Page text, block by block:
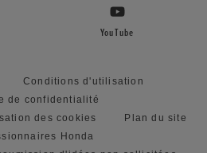
YouTube
Conditions d'utilisation
de confidentialité
des cookies
Plan du site
Honda